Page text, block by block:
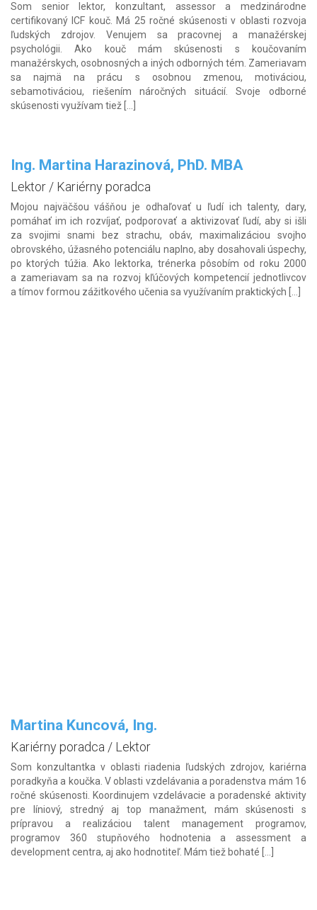
Som senior lektor, konzultant, assessor a medzinárodne
certifikovaný ICF kouč. Má 25 ročné skúsenosti v oblasti rozvoja
ľudských zdrojov. Venujem sa pracovnej a manažérskej
psychológii. Ako kouč mám skúsenosti s koučovaním
manažérskych, osobnosných a in‎‎‎ých odborných tém. Zameriavam
sa najmä na prácu s osobnou zmenou, motiváciou,
sebamotiváciou, riešením náročných situácií. Svoje odborné
skúsenosti využívam tiež […]
Ing. Martina Harazinová, PhD. MBA
Lektor / Kariérny poradca
Mojou najväčšou vášňou je odhaľovať u ľudí ich talenty, dary,
pomáhať im ich rozvíjať, podporovať a aktivizovať ľudí, aby si išli
za svojimi snami bez strachu, obáv, maximalizáciou svojho
obrovského, úžasného potenciálu naplno, aby dosahovali úspechy,
po ktorých túžia. Ako lektorka, trénerka pôsobím od roku 2000
a zameriavam sa na rozvoj kľúčových kompetencií jednotlivcov
a tímov formou zážitkového učenia sa využívaním praktických […]
Martina Kuncová, Ing.
Kariérny poradca / Lektor
Som konzultantka v oblasti riadenia ľudských zdrojov, kariérna
poradkyňa a koučka. V oblasti vzdelávania a poradenstva mám 16
ročné skúsenosti. Koordinujem vzdelávacie a poradenské aktivity
pre líniový, stredný aj top manažment, mám skúsenosti s
prípravou a realizáciou talent management programov,
programov 360 stupňového hodnotenia a assessment a
development centra, aj ako hodnotiteľ. Mám tiež bohaté […]